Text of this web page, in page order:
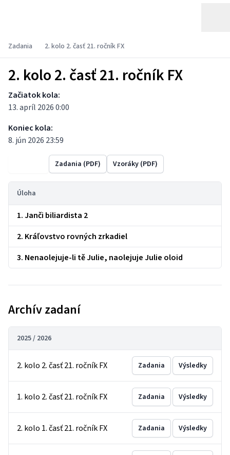
Zadania 2. kolo 2. časť 21. ročník FX
2. kolo 2. časť 21. ročník FX
Začiatok kola:
13. apríl 2026 0:00
Koniec kola:
8. jún 2026 23:59
Zadania (PDF) Vzoráky (PDF)
Úloha
1. Janči biliardista 2
2. Kráľovstvo rovných zrkadiel
3. Nenaolejuje-li tě Julie, naolejuje Julie oloid
Archív zadaní
2025 / 2026
2. kolo 2. časť 21. ročník FX Zadania Výsledky
1. kolo 2. časť 21. ročník FX Zadania Výsledky
2. kolo 1. časť 21. ročník FX Zadania Výsledky